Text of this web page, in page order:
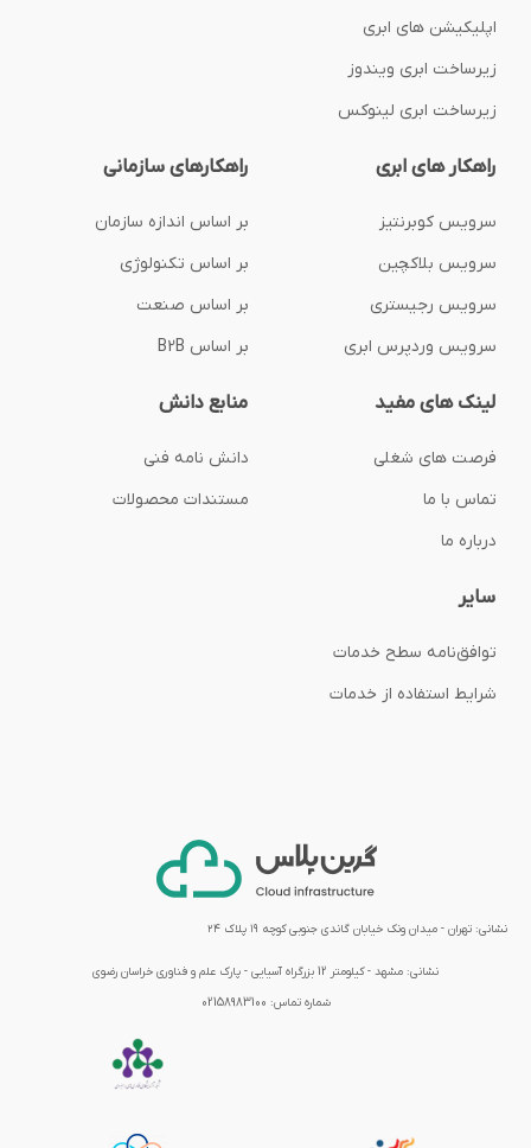
اپلیکیشن های ابری
زیرساخت ابری ویندوز
زیرساخت ابری لینوکس
راهکار های ابری
سرویس کوبرنتیز
سرویس بلاکچین
سرویس رجیستری
سرویس وردپرس ابری
راهکارهای سازمانی
بر اساس اندازه سازمان
بر اساس تکنولوژی
بر اساس صنعت
بر اساس B2B
لینک های مفید
فرصت های شغلی
تماس با ما
درباره ما
منابع دانش
دانش نامه فنی
مستندات محصولات
سایر
توافق‌نامه‌ سطح خدمات
شرایط استفاده از خدمات
نشانی: تهران - میدان ونک خیابان گاندی جنوبی کوچه ۱۹ پلاک ۲۴
نشانی: مشهد - کیلومتر 12 بزرگراه آسیایی - پارک علم و فناوری خراسان رضوی
شماره تماس: 02158983100